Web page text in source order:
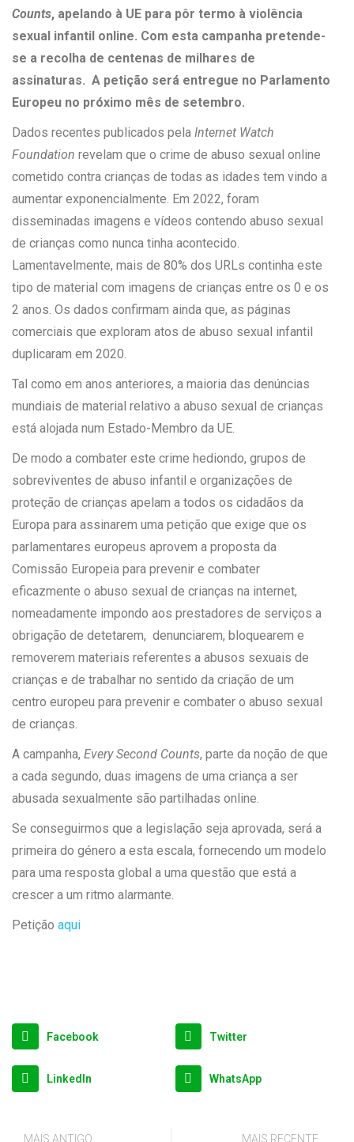
Counts, apelando à UE para pôr termo à violência
sexual infantil online. Com esta campanha pretende-
se a recolha de centenas de milhares de
assinaturas. A petição será entregue no Parlamento
Europeu no próximo mês de setembro.
Dados recentes publicados pela Internet Watch
Foundation revelam que o crime de abuso sexual online
cometido contra crianças de todas as idades tem vindo a
aumentar exponencialmente. Em 2022, foram
disseminadas imagens e vídeos contendo abuso sexual
de crianças como nunca tinha acontecido.
Lamentavelmente, mais de 80% dos URLs continha este
tipo de material com imagens de crianças entre os 0 e os
2 anos. Os dados confirmam ainda que, as páginas
comerciais que exploram atos de abuso sexual infantil
duplicaram em 2020.
Tal como em anos anteriores, a maioria das denúncias
mundiais de material relativo a abuso sexual de crianças
está alojada num Estado-Membro da UE.
De modo a combater este crime hediondo, grupos de
sobreviventes de abuso infantil e organizações de
proteção de crianças apelam a todos os cidadãos da
Europa para assinarem uma petição que exige que os
parlamentares europeus aprovem a proposta da
Comissão Europeia para prevenir e combater
eficazmente o abuso sexual de crianças na internet,
nomeadamente impondo aos prestadores de serviços a
obrigação de detetarem, denunciarem, bloquearem e
removerem materiais referentes a abusos sexuais de
crianças e de trabalhar no sentido da criação de um
centro europeu para prevenir e combater o abuso sexual
de crianças.
A campanha, Every Second Counts, parte da noção de que
a cada segundo, duas imagens de uma criança a ser
abusada sexualmente são partilhadas online.
Se conseguirmos que a legislação seja aprovada, será a
primeira do género a esta escala, fornecendo um modelo
para uma resposta global a uma questão que está a
crescer a um ritmo alarmante.
Petição aqui
Facebook Twitter
LinkedIn WhatsApp
MAIS ANTIGO MAIS RECENTE